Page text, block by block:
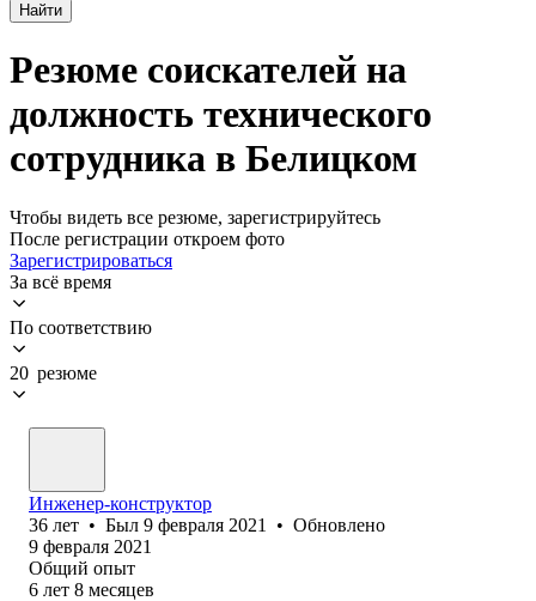
Найти
Резюме соискателей на
должность технического
сотрудника в Белицком
Чтобы видеть все резюме, зарегистрируйтесь
После регистрации откроем фото
Зарегистрироваться
За всё время
По соответствию
20 резюме
Инженер-конструктор
36 лет • Был 9 февраля 2021 • Обновлено
9 февраля 2021
Общий опыт
6 лет 8 месяцев